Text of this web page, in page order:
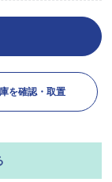
を確認・取置